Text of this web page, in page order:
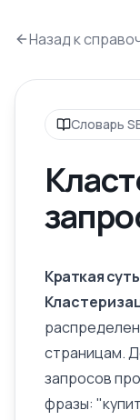
Назад к
Словарь
Краткая суть
страницам.
запросов
фразы: